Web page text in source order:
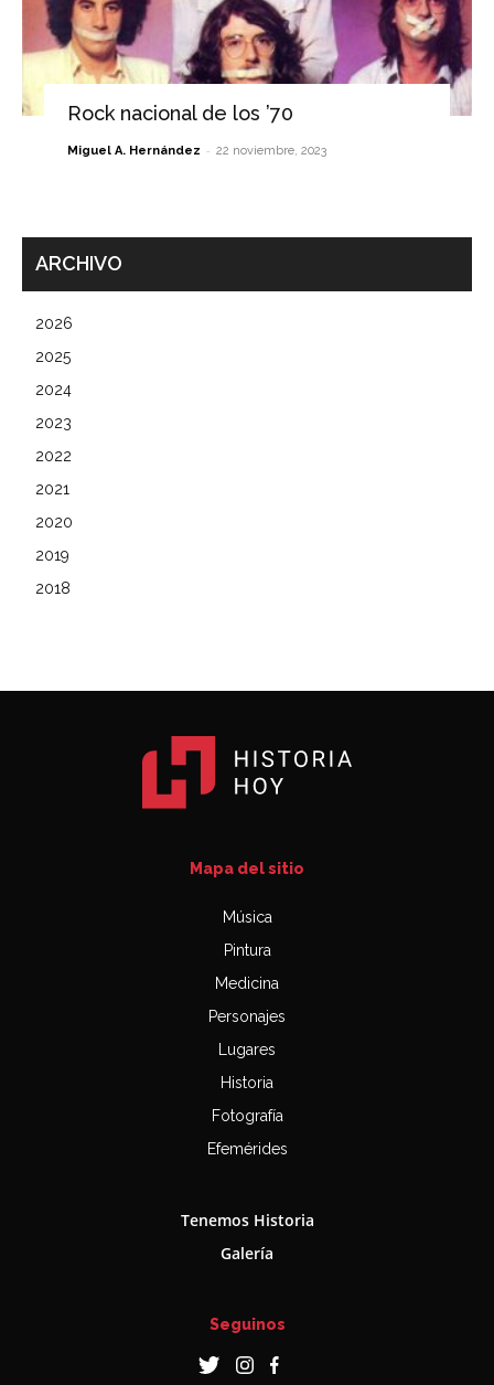
Rock nacional de los ’70
Miguel A. Hernández - 22 noviembre, 2023
ARCHIVO
2026
2025
2024
2023
2022
2021
2020
2019
2018
Mapa del sitio
Música
Pintura
Medicina
Personajes
Lugares
Historia
Fotografía
Efemérides
Tenemos Historia
Galería
Seguinos